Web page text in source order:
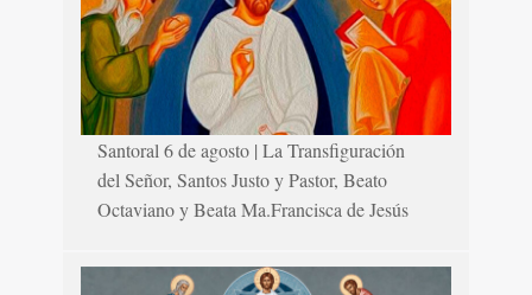
Santoral 6 de agosto | La Transfiguración
del Señor, Santos Justo y Pastor, Beato
Octaviano y Beata Ma.Francisca de Jesús